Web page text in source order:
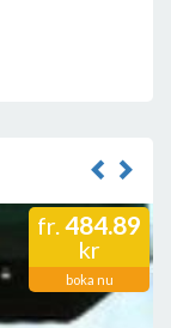
fr.484.89
kr
boka nu